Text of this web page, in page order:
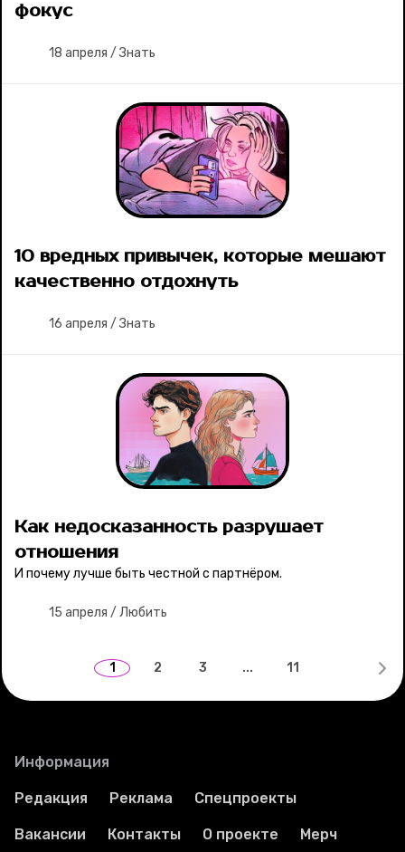
фокус
18 апреля / Знать
10 вредных привычек, которые мешают
качественно отдохнуть
16 апреля / Знать
Как недосказанность разрушает
отношения
И почему лучше быть честной с партнёром.
15 апреля / Любить
1 2 3 ... 11
Информация
Редакция Реклама Спецпроекты
Вакансии Контакты О проекте Мерч